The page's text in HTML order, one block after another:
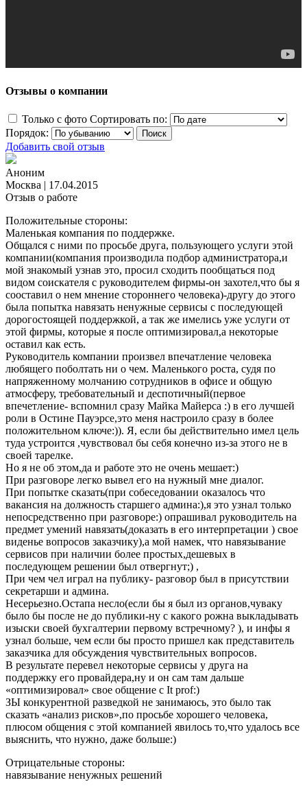
Отзывы о компании
Только с фото Сортировать по:
Порядок:
Добавить свой отзыв
Аноним
Москва | 17.04.2015
Отзыв о работе
Положительные стороны:
Маленькая компания по поддержке.
Общался с ними по просьбе друга, пользующего услуги этой
компании(компания производила подбор администратора,и
мой знакомый узнав это, просил сходить пообщаться под
видом соискателя с руководителем фирмы-он захотел,что бы я
сооставил о нем мнение стороннего человека)-другу до этого
была попытка навязать ненужные сервисы с последующей
дорогостоящей поддержкой, а так же имелись уже услуги от
этой фирмы, которые я после оптимизировал,а некоторые
оставил как есть.
Руководитель компании произвел впечатление человека
любящего поболтать ни о чем. Маленького роста, судя по
напряженному молчанию сотрудников в офисе и общую
атмосферу, требовательный и деспотичный(первое
впечетление- вспомнил сразу Майка Майерса :) в его лучшей
роли в Остине Пауэрсе,это меня настроило сразу в более
положительном ключе:)). Я, если бы действительно имел цель
туда устроится ,чувствовал бы себя конечно из-за этого не в
своей тарелке.
Но я не об этом,да и работе это не очень мешает:)
При разговоре легко вывел его на нужный мне диалог.
При попытке сказать(при собеседовании оказалось что
вакансия на должность старшего админа:),я это узнал только
непосредственно при разговоре:) опрашивал руководитель на
предмет умений навязать(доказать в его интерпретации ) свое
виденье вопросов заказчику),а мой намек, что навязывание
сервисов при наличии более простых,дешевых в
последующем решении был отвергнут;) ,
При чем чел играл на публику- разговор был в присутствии
секретарши и админа.
Несерьезно.Остапа несло(если бы я был из органов,чуваку
было бы после не до публики-ну с какого рожна выкладывать
изыски своей бухгалтерии первому встречному? ), и инфы я
узнал больше, чем если бы просто пришел как представитель
заказчика для обсуждения чувствительных вопросов.
В результате перевел некоторые сервисы у друга на
поддержку его провайдера,ну и он сам там дальше
«оптимизировал» свое общение с It prof:)
ЗЫ конкурентной разведкой не занимаюсь, это было так
сказать «анализ рисков»,по просьбе хорошего человека,
плюсом общения с этой компанией явилось то,что удалось все
выяснить, что нужно, даже больше:)
Отрицательные стороны:
навязывание ненужных решений